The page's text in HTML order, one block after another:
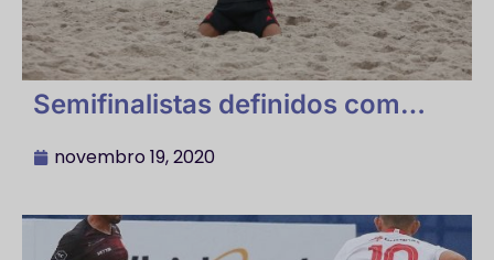
Semifinalistas definidos com
novembro 19, 2020